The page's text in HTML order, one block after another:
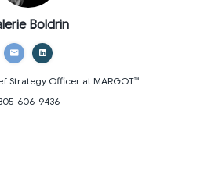
Boldrin
Strategy Officerat MARGOT™
606-9436